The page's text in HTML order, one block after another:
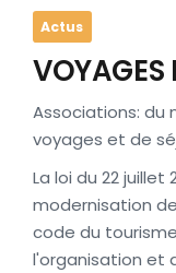
Actus
VOYAGES
Associations: du
voyages et de
La loi du 22
modernisation
code du
l'organisation et